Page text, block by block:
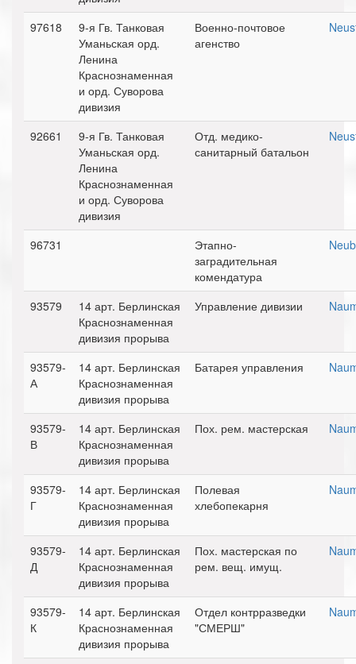
97618
9-я Гв. Танковая
Уманьская орд.
Ленина
Краснознаменная
и орд. Суворова
дивизия
Военно-почтовое
агенство
92661
9-я Гв. Танковая
Уманьская орд.
Ленина
Краснознаменная
и орд. Суворова
дивизия
Отд. медико-
санитарный батальон
96731
Этапно-
заградительная
комендатура
93579
14 арт. Берлинская
Краснознаменная
дивизия прорыва
Управление дивизии
93579-
А
14 арт. Берлинская
Краснознаменная
дивизия прорыва
Батарея управления
93579-
В
14 арт. Берлинская
Краснознаменная
дивизия прорыва
Пох. рем. мастерская
93579-
Г
14 арт. Берлинская
Краснознаменная
дивизия прорыва
Полевая
хлебопекарня
93579-
Д
14 арт. Берлинская
Краснознаменная
дивизия прорыва
Пох. мастерская по
рем. вещ. имущ.
93579-
К
14 арт. Берлинская
Краснознаменная
дивизия прорыва
Отдел контрразведки
"СМЕРШ"